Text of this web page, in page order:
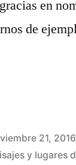
en
de
21, 2016
y lugares